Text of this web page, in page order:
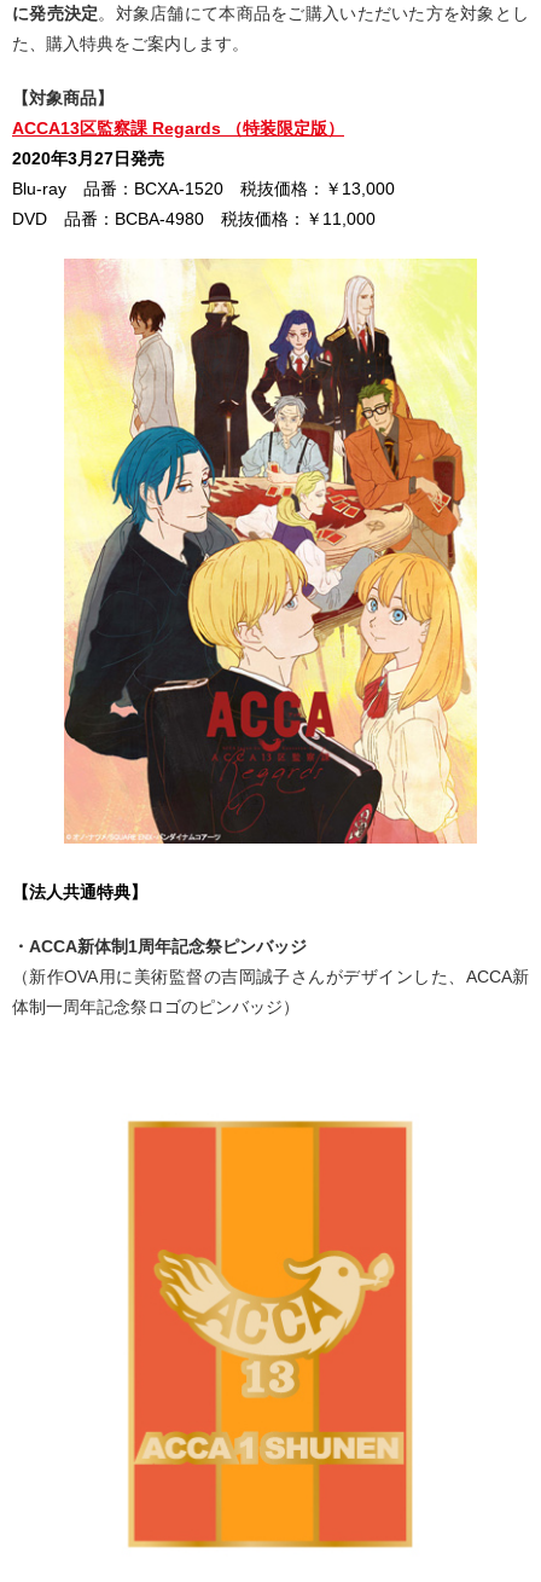
に発売決定。対象店舗にて本商品をご購入いただいた方を対象とし
た、購入特典をご案内します。
【対象商品】
ACCA13区監察課 Regards （特装限定版）
2020年3月27日発売
Blu-ray 品番：BCXA-1520 税抜価格：￥13,000
DVD 品番：BCBA-4980 税抜価格：￥11,000
【法人共通特典】
・ACCA新体制1周年記念祭ピンバッジ
（新作OVA用に美術監督の吉岡誠子さんがデザインした、ACCA新
体制一周年記念祭ロゴのピンバッジ）